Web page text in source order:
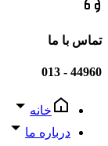
تماس با ما
44960 - 013
خانه
درباره ما